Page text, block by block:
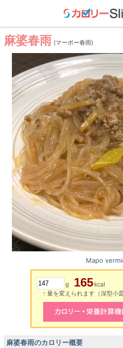
麻婆春雨 (マーボー春雨)
Mapo
g 165 kcal
↑ 量を変えられます（深型小
麻婆春雨のカロリー概要